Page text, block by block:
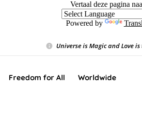
Vertaal deze pagina
Powered by
Universe is Magic and Love is
Freedom for All ❤️ Worldwide